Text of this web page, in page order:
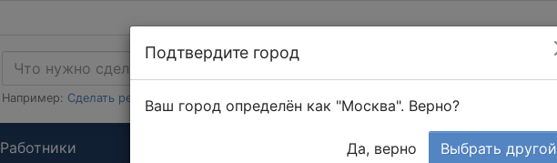
Например: Сделать ремонт в 1-к квартире
Работники Тендеры
Подтвердите город
Ваш город определён как "Москва". Верно?
Да, верно Выбрать другой